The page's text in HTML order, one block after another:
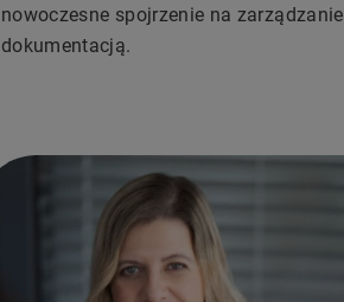
nowoczesne spojrzenie na zarządzanie
dokumentacją.